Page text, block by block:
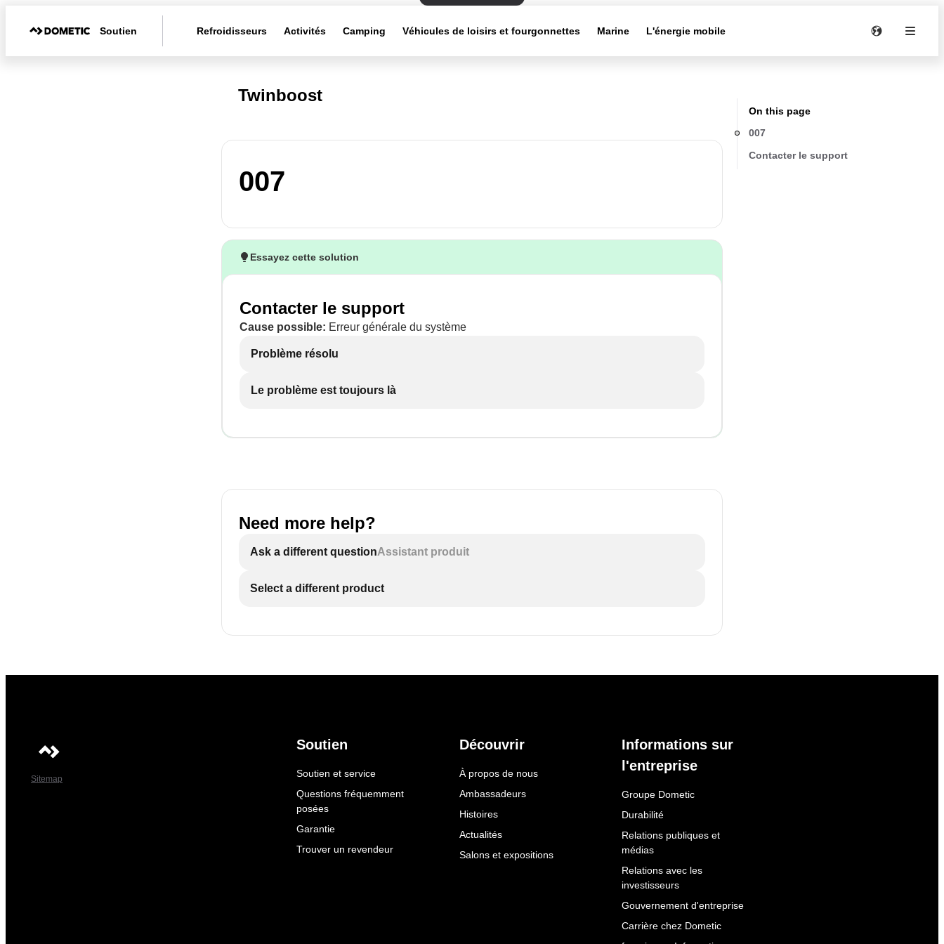
Soutien Refroidisseurs Activités Camping Véhicules de loisirs et fourgonnettes Marine L'énergie mobile
Twinboost
007
Essayez cette solution
Contacter le support
Cause possible: Erreur générale du système
Problème résolu
Le problème est toujours là
Need more help?
Ask a different questionAssistant produit
Select a different product
On this page
007
Contacter le support
Sitemap
Soutien
Soutien et service
Questions fréquemment
posées
Garantie
Trouver un revendeur
Découvrir
À propos de nous
Ambassadeurs
Histoires
Actualités
Salons et expositions
Informations sur
l'entreprise
Groupe Dometic
Durabilité
Relations publiques et
médias
Relations avec les
investisseurs
Gouvernement d'entreprise
Carrière chez Dometic